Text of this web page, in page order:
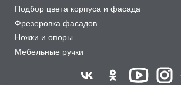
Подбор цвета корпуса и фасада
Фрезеровка фасадов
Ножки и опоры
Мебельные ручки